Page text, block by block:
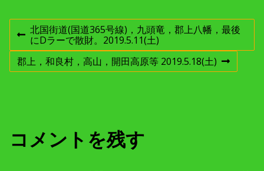
投
稿
ゲ
前
の
投
稿
北国街道(国道365号線)，九頭竜，郡上八幡，最後
にDラーで散財。2019.5.11(土)
次
の
郡上，和良村，高山，開田高原等 2019.5.18(土)
コメントを残す